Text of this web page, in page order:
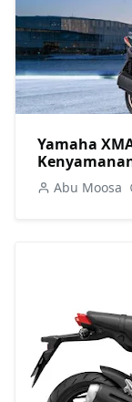
Yamaha
Abu Moosa